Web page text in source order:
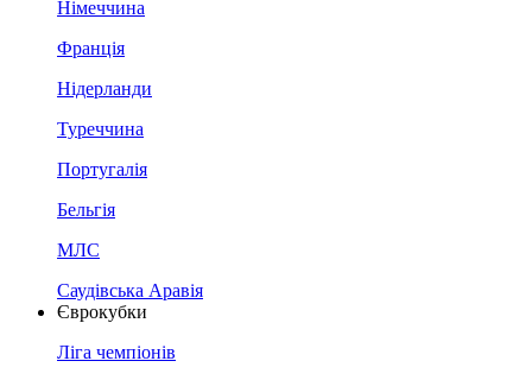
Німеччина
Франція
Нідерланди
Туреччина
Португалія
Бельгія
МЛС
Саудівська Аравія
Єврокубки
Ліга чемпіонів